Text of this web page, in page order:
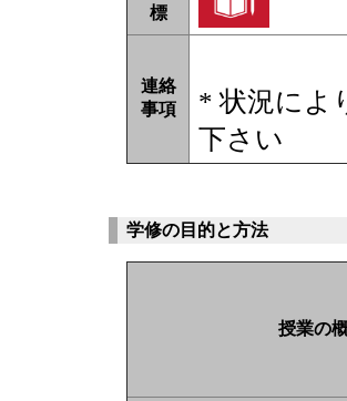
標
連絡
事項
* 状況によ
下さい
学修の目的と方法
授業の